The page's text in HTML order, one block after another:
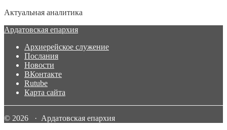
Актуальная аналитика
Ардатовская епархия
Архиерейское служение
Послания
Новости
ВКонтакте
Rutube
Карта сайта
© 2026 · Ардатовская епархия